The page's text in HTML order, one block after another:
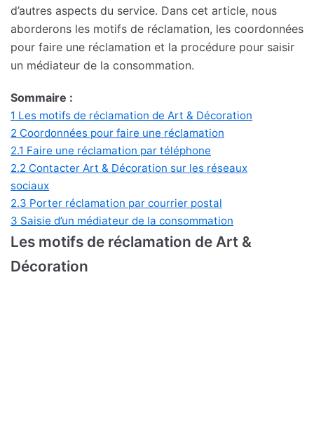
d’autres aspects du service. Dans cet article, nous
aborderons les motifs de réclamation, les coordonnées
pour faire une réclamation et la procédure pour saisir
un médiateur de la consommation.
Sommaire :
1 Les motifs de réclamation de Art & Décoration
2 Coordonnées pour faire une réclamation
2.1 Faire une réclamation par téléphone
2.2 Contacter Art & Décoration sur les réseaux
sociaux
2.3 Porter réclamation par courrier postal
3 Saisie d’un médiateur de la consommation
Les motifs de réclamation de Art &
Décoration